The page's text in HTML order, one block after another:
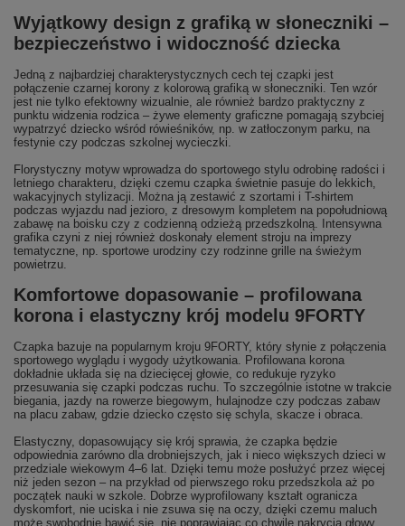
Wyjątkowy design z grafiką w słoneczniki –
bezpieczeństwo i widoczność dziecka
Jedną z najbardziej charakterystycznych cech tej czapki jest
połączenie czarnej korony z kolorową grafiką w słoneczniki. Ten wzór
jest nie tylko efektowny wizualnie, ale również bardzo praktyczny z
punktu widzenia rodzica – żywe elementy graficzne pomagają szybciej
wypatrzyć dziecko wśród rówieśników, np. w zatłoczonym parku, na
festynie czy podczas szkolnej wycieczki.
Florystyczny motyw wprowadza do sportowego stylu odrobinę radości i
letniego charakteru, dzięki czemu czapka świetnie pasuje do lekkich,
wakacyjnych stylizacji. Można ją zestawić z szortami i T-shirtem
podczas wyjazdu nad jezioro, z dresowym kompletem na popołudniową
zabawę na boisku czy z codzienną odzieżą przedszkolną. Intensywna
grafika czyni z niej również doskonały element stroju na imprezy
tematyczne, np. sportowe urodziny czy rodzinne grille na świeżym
powietrzu.
Komfortowe dopasowanie – profilowana
korona i elastyczny krój modelu 9FORTY
Czapka bazuje na popularnym kroju 9FORTY, który słynie z połączenia
sportowego wyglądu i wygody użytkowania. Profilowana korona
dokładnie układa się na dziecięcej głowie, co redukuje ryzyko
przesuwania się czapki podczas ruchu. To szczególnie istotne w trakcie
biegania, jazdy na rowerze biegowym, hulajnodze czy podczas zabaw
na placu zabaw, gdzie dziecko często się schyla, skacze i obraca.
Elastyczny, dopasowujący się krój sprawia, że czapka będzie
odpowiednia zarówno dla drobniejszych, jak i nieco większych dzieci w
przedziale wiekowym 4–6 lat. Dzięki temu może posłużyć przez więcej
niż jeden sezon – na przykład od pierwszego roku przedszkola aż po
początek nauki w szkole. Dobrze wyprofilowany kształt ogranicza
dyskomfort, nie uciska i nie zsuwa się na oczy, dzięki czemu maluch
może swobodnie bawić się, nie poprawiając co chwilę nakrycia głowy.